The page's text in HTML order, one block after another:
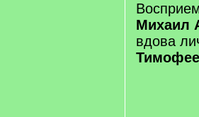
Михаил
вдова